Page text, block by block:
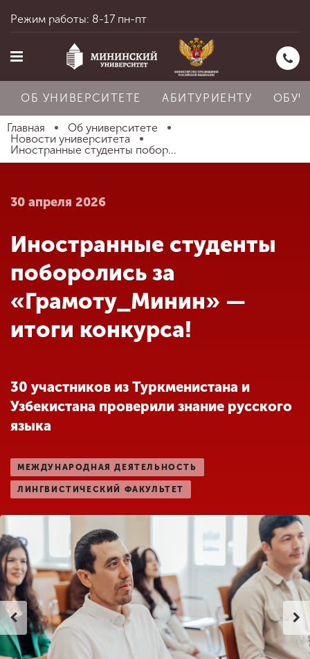
Главная
Абитуриенту
Обучение
Международная
деятельность
Другие виды
деятельности
Студенческая жизнь
Сведения об
образовательной
организации
Режим работы: 8-17 пн-пт
ОБ УНИВЕРСИТЕТЕ АБИТУРИЕНТУ
Главная
Об университете
Новости университета
Иностранные студенты побор...
30 апреля 2026
Иностранные студенты
поборолись за
«Грамоту_Минин» —
итоги конкурса!
30 участников из Туркменистана и
Узбекистана проверили знание русского
языка
МЕЖДУНАРОДНАЯ ДЕЯТЕЛЬНОСТЬ
ЛИНГВИСТИЧЕСКИЙ ФАКУЛЬТЕТ